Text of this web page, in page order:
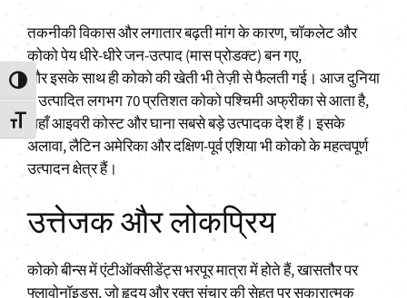
Toggle High Contrast
Toggle Font size
तकनीकी विकास और लगातार बढ़ती मांग के कारण, चॉकलेट और
कोको पेय धीरे-धीरे जन-उत्पाद (मास प्रोडक्ट) बन गए,
और इसके साथ ही कोको की खेती भी तेज़ी से फैलती गई। आज दुनिया
में उत्पादित लगभग 70 प्रतिशत कोको पश्चिमी अफ्रीका से आता है,
जहाँ आइवरी कोस्ट और घाना सबसे बड़े उत्पादक देश हैं। इसके
अलावा, लैटिन अमेरिका और दक्षिण-पूर्व एशिया भी कोको के महत्वपूर्ण
उत्पादन क्षेत्र हैं।
उत्तेजक और लोकप्रिय
कोको बीन्स में एंटीऑक्सीडेंट्स भरपूर मात्रा में होते हैं, खासतौर पर
फ्लावोनॉइड्स, जो हृदय और रक्त संचार की सेहत पर सकारात्मक